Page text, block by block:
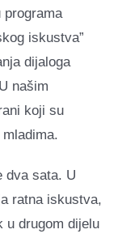
programa
iskustva”
dijaloga
našim
koji su
dva sata. U
ratna iskustva,
u drugom dijelu